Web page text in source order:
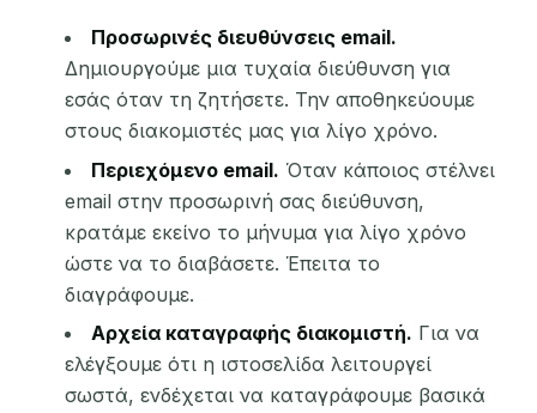
Προσωρινές διευθύνσεις email.
Δημιουργούμε μια τυχαία διεύθυνση για
εσάς όταν τη ζητήσετε. Την αποθηκεύουμε
στους διακομιστές μας για λίγο χρόνο.
Περιεχόμενο email. Όταν κάποιος στέλνει
email στην προσωρινή σας διεύθυνση,
κρατάμε εκείνο το μήνυμα για λίγο χρόνο
ώστε να το διαβάσετε. Έπειτα το
διαγράφουμε.
Αρχεία καταγραφής διακομιστή. Για να
ελέγξουμε ότι η ιστοσελίδα λειτουργεί
σωστά, ενδέχεται να καταγράφουμε βασικά